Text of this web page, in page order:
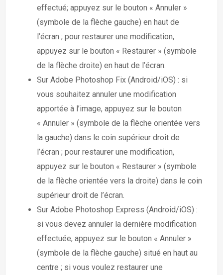
effectué; appuyez sur le bouton « Annuler »
(symbole de la flèche gauche) en haut de
l’écran ; pour restaurer une modification,
appuyez sur le bouton « Restaurer » (symbole
de la flèche droite) en haut de l’écran.
Sur Adobe Photoshop Fix (Android/iOS) : si
vous souhaitez annuler une modification
apportée à l’image, appuyez sur le bouton
« Annuler » (symbole de la flèche orientée vers
la gauche) dans le coin supérieur droit de
l’écran ; pour restaurer une modification,
appuyez sur le bouton « Restaurer » (symbole
de la flèche orientée vers la droite) dans le coin
supérieur droit de l’écran.
Sur Adobe Photoshop Express (Android/iOS) :
si vous devez annuler la dernière modification
effectuée, appuyez sur le bouton « Annuler »
(symbole de la flèche gauche) situé en haut au
centre ; si vous voulez restaurer une